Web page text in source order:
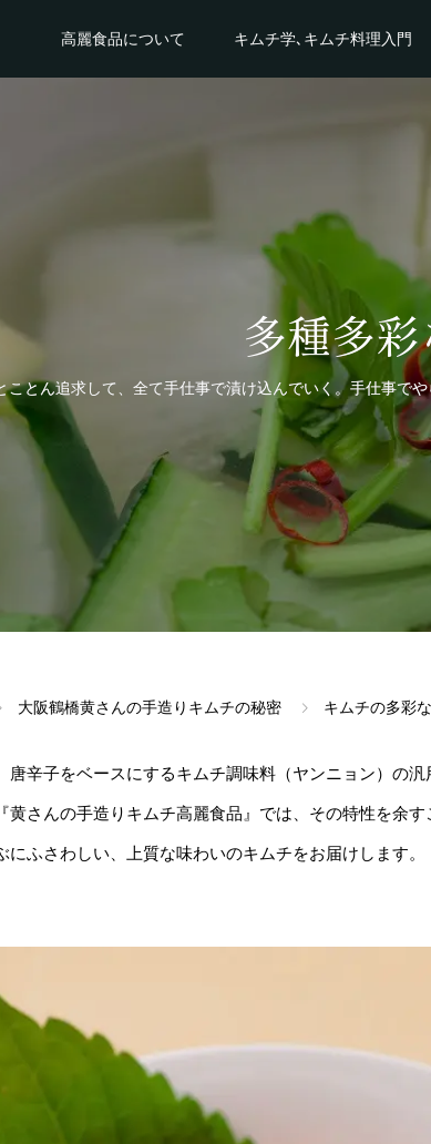
高麗食品について キムチ学､キムチ料理入門
多種多
ことん追求して、全て手仕事で漬け込んでいく。手仕事で
大阪鶴橋黄さんの手造りキムチの秘密 キムチの多彩
唐辛子をベースにするキムチ調味料（ヤンニョン）の
黄さんの手造りキムチ高麗食品』では、その特性を余
にふさわしい、上質な味わいのキムチをお届けします。